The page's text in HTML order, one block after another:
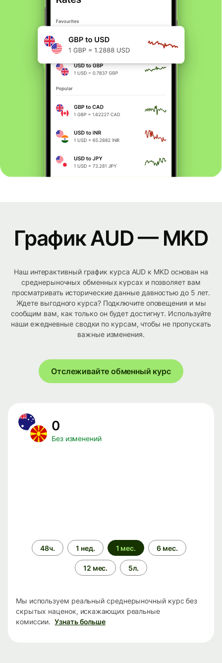
График AUD — MKD
Наш интерактивный график курса AUD к MKD основан на
среднерыночных обменных курсах и позволяет вам
просматривать исторические данные давностью до 5 лет.
Ждете выгодного курса? Подключите оповещения и мы
сообщим вам, как только он будет достигнут. Используйте
наши ежедневные сводки по курсам, чтобы не пропускать
важные изменения.
Отслеживайте обменный курс
0
Без изменений
Период
времени
48ч. 1 нед. 1 мес. 6 мес.
12 мес. 5л.
Мы используем реальный среднерыночный курс без
скрытых наценок, искажающих реальные
комиссии. Узнать больше